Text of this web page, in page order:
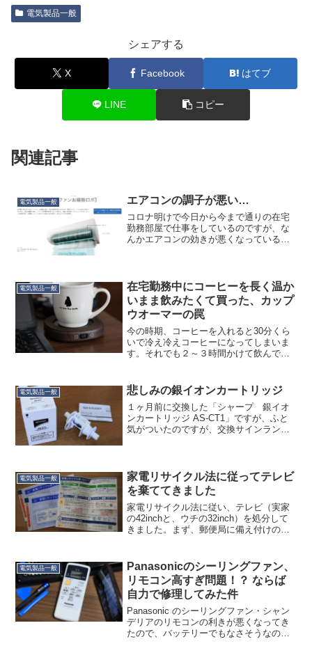
電気製品一般
シェアする
X Facebook はてブ
LINE コピー
関連記事
電気製品一般 エアコンの調子が悪い…
コロナ明けで今日から今まで通りの在宅
勤務部屋で仕事をしているのですが、な
んかエアコンの効きが悪くなっているこ
れているのか…とも思いま...
電気製品一般
在宅勤務中にコーヒーを長く温か
いまま飲みたくて買った、カップ
ウオーマーの罠
今の時期、コーヒーを入れると30分くら
いで冷え冷えコーヒーになってしまいま
す。それでも２～３時間かけて飲んでし
ーマーを買いました。妻には「また電気
で何でも解決する」と言...
電気製品一般 悲しみの銀イオンカートリッジ
１ヶ月前に交換した「シャープ 銀イオ
ンカートリッジ AS-CT1」ですが、ふと
気がついたのですが、交換サインランプ
していた時がありま...
電気製品一般
家電リサイクル法に従ってテレビ
を棄ててきました
家電リサイクル法に従い、テレビ（実家
の42inchと、ウチの32inch）を処分して
きました。まず、郵便局に備え付けの家
ので、記入例そのまんまでしたので助か
りました。...
電気製品一般
Panasonicのシーリングファン、
リモコン高すぎ問題！？ ならば
自力で修理してみた件
Panasonic のシーリングファン・シャン
デリアのリモコンの利きが悪くなってき
たので、バッテリーでもなさそうなの